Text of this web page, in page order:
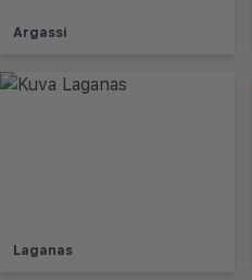
Argassi
Laganas